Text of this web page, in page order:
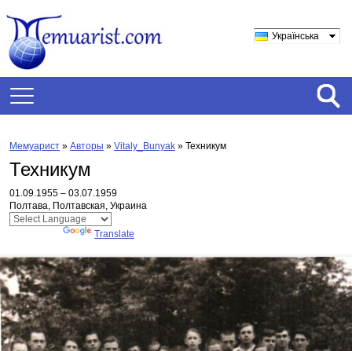
Українська
Мемуарист » Авторы » Vitaly_Bunyak » Техникум
Техникум
01.09.1955 – 03.07.1959
Полтава, Полтавская, Украина
Translate